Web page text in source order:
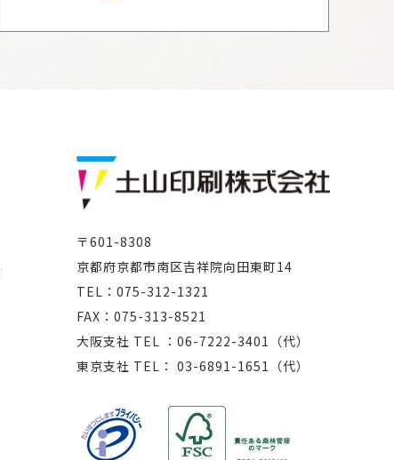
〒601-8308
京都府京都市南区吉祥院向田東町14
TEL：075-312-1321
FAX：075-313-8521
大阪支社 TEL ：06-7222-3401（代）
東京支社 TEL： 03-6891-1651（代）